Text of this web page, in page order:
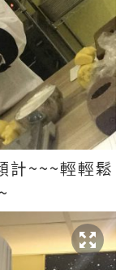
計~~~輕輕鬆